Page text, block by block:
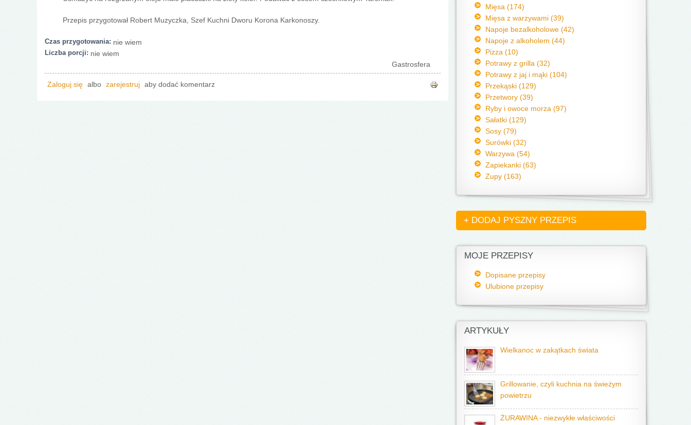
Przepis przygotował Robert Muzyczka, Szef Kuchni Dworu Korona Karkonoszy.
Czas przygotowania: nie wiem
Liczba porcji: nie wiem
Gastrosfera
Zaloguj się albo zarejestruj aby dodać komentarz
Mięsa (174)
Mięsa z warzywami (39)
Napoje bezalkoholowe (42)
Napoje z alkoholem (44)
Pizza (10)
Potrawy z grilla (32)
Potrawy z jaj i mąki (104)
Przekąski (129)
Przetwory (39)
Ryby i owoce morza (97)
Sałatki (129)
Sosy (79)
Surówki (32)
Warzywa (54)
Zapiekanki (63)
Zupy (163)
+ DODAJ PYSZNY PRZEPIS
MOJE PRZEPISY
Dopisane przepisy
Ulubione przepisy
ARTYKUŁY
Wielkanoc w zakątkach świata
Grillowanie, czyli kuchnia na świeżym
powietrzu
ŻURAWINA - niezwykłe właściwości